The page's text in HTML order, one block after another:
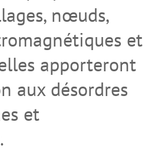
nœuds,
et
apporteront
aux désordres
et